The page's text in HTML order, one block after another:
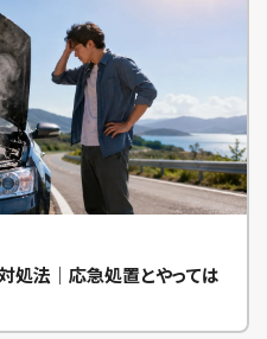
処法｜応急処置とやっては